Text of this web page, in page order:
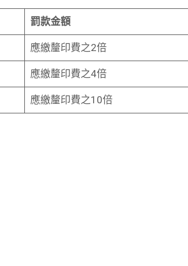
罰款金額
應繳釐印費之2倍
應繳釐印費之4倍
應繳釐印費之10倍